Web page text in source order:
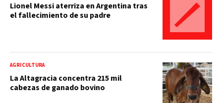
Lionel Messi aterriza en Argentina tras
el fallecimiento de su padre
AGRICULTURA
La Altagracia concentra 215 mil
cabezas de ganado bovino